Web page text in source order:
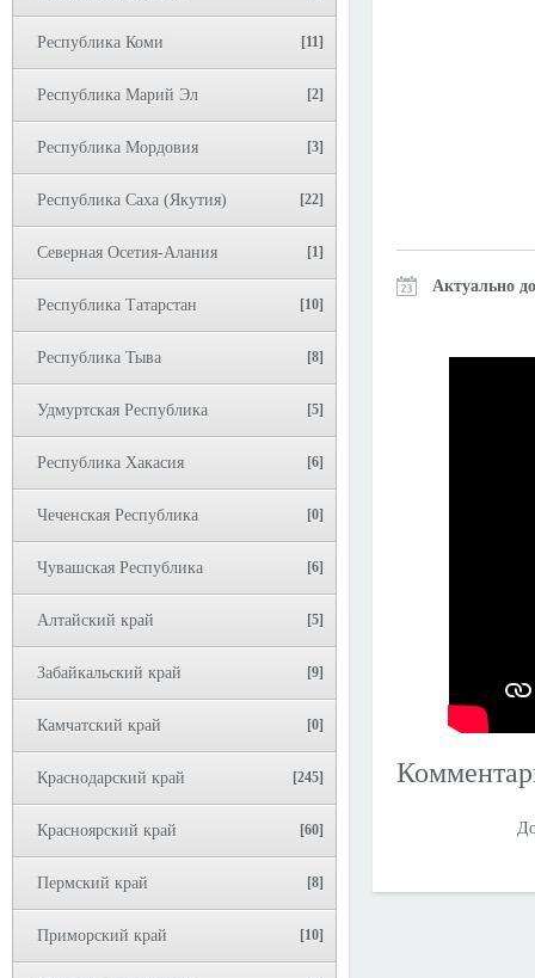
Республика Коми [11]
Республика Марий Эл [2]
Республика Мордовия [3]
Республика Саха (Якутия) [22]
Северная Осетия-Алания [1]
Республика Татарстан [10]
Республика Тыва [8]
Удмуртская Республика [5]
Республика Хакасия [6]
Чеченская Республика [0]
Чувашская Республика [6]
Алтайский край [5]
Забайкальский край [9]
Камчатский край [0]
Краснодарский край [245]
Красноярский край [60]
Пермский край [8]
Приморский край [10]
Актуально